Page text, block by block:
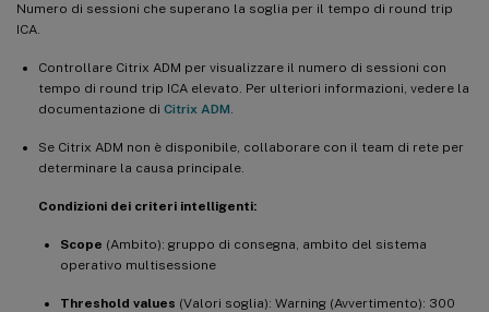
Numero di sessioni che superano la soglia per il tempo di round trip
ICA.
Controllare Citrix ADM per visualizzare il numero di sessioni con
tempo di round trip ICA elevato. Per ulteriori informazioni, vedere la
documentazione di Citrix ADM.
Se Citrix ADM non è disponibile, collaborare con il team di rete per
determinare la causa principale.
Condizioni dei criteri intelligenti:
Scope (Ambito): gruppo di consegna, ambito del sistema
operativo multisessione
Threshold values (Valori soglia): Warning (Avvertimento): 300